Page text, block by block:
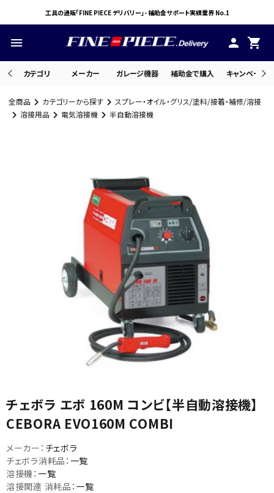
工具の通販「FINE PIECE デリバリー」- 補助金サポート実績業界 No.1
menu person shopping_cart
カテゴリ メーカー ガレージ機器 補助金で購入 キャンペーン
search
person 会員登録
メーカーから選ぶ
補助金で購入
全商品 カテゴリーから探す
スプレー・オイル・グリス/塗料/接着・補修/溶接
溶接用品
電気溶接機 半自動溶接機
チェボラ エボ 160M コンビ【半自動溶接機】
CEBORA EVO160M COMBI
メーカー： チェボラ
チェボラ消耗品： 一覧
溶接機： 一覧
溶接関連 消耗品： 一覧